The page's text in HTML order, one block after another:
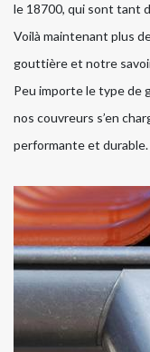
le 18700, qui sont tant
Voilà maintenant plus
gouttière et notre
Peu importe le type de
nos couvreurs s’en
performante et durable.